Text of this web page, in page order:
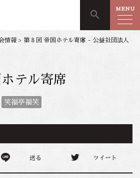
search MENU
情報 > 第８回 帝国ホテル寄席 - 公益社団法人
テル寄席
笑福亭福笑
送る ツイート